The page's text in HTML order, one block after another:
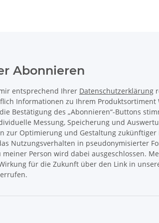
Abonnieren
entsprechend Ihrer Datenschutzerklärung
Informationen zu Ihrem Produktsortiment
Bestätigung des „Abonnieren“-Buttons
Messung, Speicherung und
zur Optimierung und Gestaltung zukünftiger
Nutzungsverhalten in pseudonymisierter
meiner Person wird dabei ausgeschlossen.
für die Zukunft über den Link in